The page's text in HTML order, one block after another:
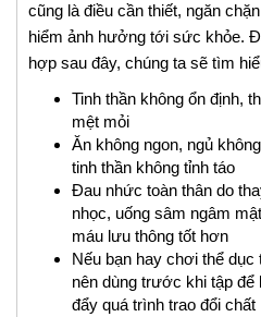
cũng là điều cần thiết, ngăn
hiểm ảnh hưởng tới sức khỏe.
hợp sau đây, chúng ta sẽ tìm
Tinh thần không ổn định,
mệt mỏi
Ăn không ngon, ngủ
tinh thần không tỉnh táo
Đau nhức toàn thân do
nhọc, uống sâm ngâm
máu lưu thông tốt hơn
Nếu bạn hay chơi thể dục
nên dùng trước khi tập
đẩy quá trình trao đổi chất